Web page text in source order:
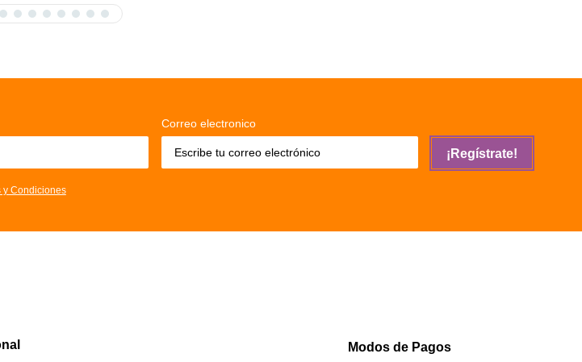
Correo electronico
y Condiciones
¡Regístrate!
Modos de Pagos